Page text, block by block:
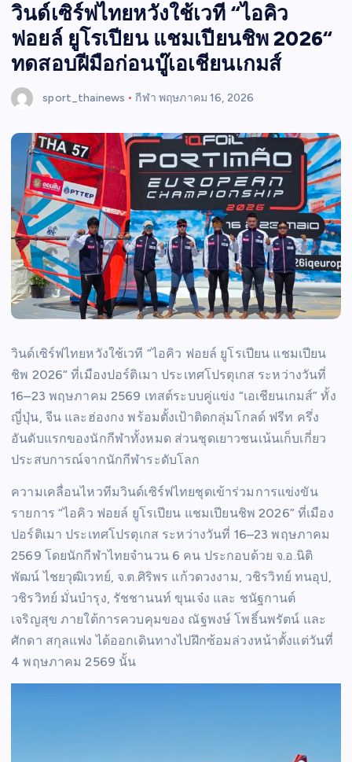
วินด์เซิร์ฟไทยหวังใช้เวที “ไอคิว
ฟอยล์ ยูโรเปียน แชมเปียนชิพ 2026“
ทดสอบฝีมือก่อนบู๊เอเชียนเกมส์
sport_thainews กีฬา พฤษภาคม 16, 2026
วินด์เซิร์ฟไทยหวังใช้เวที “ไอคิว ฟอยล์ ยูโรเปียน แชมเปียน
ชิพ 2026“ ที่เมืองปอร์ติเมา ประเทศโปรตุเกส ระหว่างวันที่
16–23 พฤษภาคม 2569 เทสต์ระบบคู่แข่ง “เอเชียนเกมส์” ทั้ง
ญี่ปุ่น, จีน และฮ่องกง พร้อมตั้งเป้าติดกลุ่มโกลด์ ฟรีท ครึ่ง
อันดับแรกของนักกีฬาทั้งหมด ส่วนชุดเยาวชนเน้นเก็บเกี่ยว
ประสบการณ์จากนักกีฬาระดับโลก
ความเคลื่อนไหวทีมวินด์เซิร์ฟไทยชุดเข้าร่วมการแข่งขัน
รายการ “ไอคิว ฟอยล์ ยูโรเปียน แชมเปียนชิพ 2026” ที่เมือง
ปอร์ติเมา ประเทศโปรตุเกส ระหว่างวันที่ 16–23 พฤษภาคม
2569 โดยนักกีฬาไทยจำนวน 6 คน ประกอบด้วย จ.อ.นิติ
พัฒน์ ไชยวุฒิเวทย์, จ.ต.ศิริพร แก้วดวงงาม, วชิรวิทย์ ทนอุป,
วชิรวิทย์ มั่นบำรุง, รัชชานนท์ ขุนเจ๋ง และ ชนัฐกานต์
เจริญสุข ภายใต้การควบคุมของ ณัฐพงษ์ โพธิ์นพรัตน์ และ
ศักดา สกุลแฟง ได้ออกเดินทางไปฝึกซ้อมล่วงหน้าตั้งแต่วันที่
4 พฤษภาคม 2569 นั้น